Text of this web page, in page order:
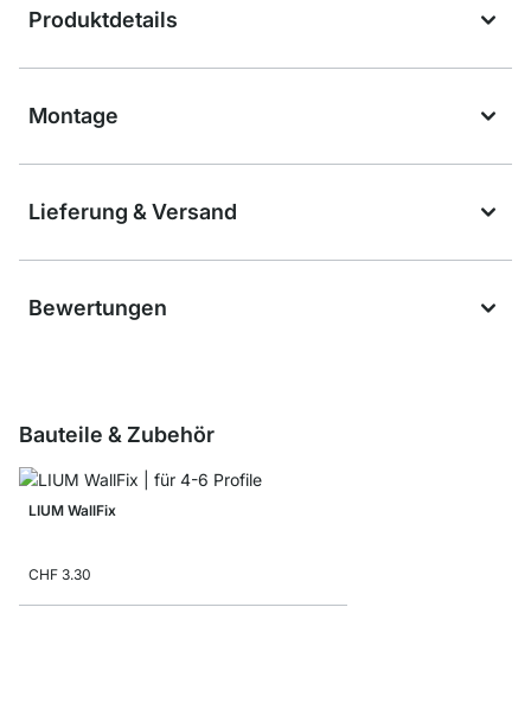
Produktdetails
Montage
Lieferung & Versand
Bewertungen
Bauteile & Zubehör
LIUM WallFix
CHF 3.30